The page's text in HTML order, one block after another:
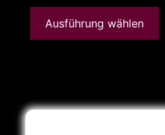
Ausführung wählen